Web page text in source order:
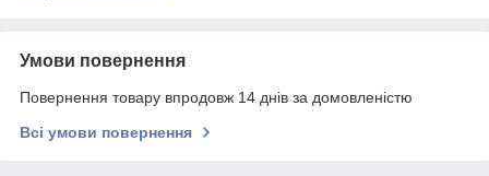
Умови повернення
Повернення товару впродовж 14 днів за домовленістю
Всі умови повернення